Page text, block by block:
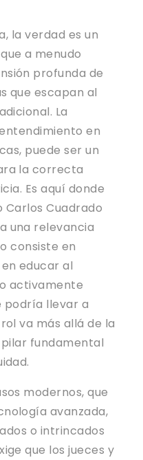
la verdad es un
a menudo
profunda de
que escapan al
La
en
puede ser un
la correcta
Es aquí donde
Cuadrado
una relevancia
consiste en
educar al
activamente
podría llevar a
va más allá de la
pilar fundamental
modernos, que
avanzada,
o intrincados
que los jueces y